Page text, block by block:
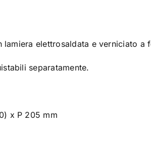
elettrosaldata e verniciato
separatamente.
x P 205 mm